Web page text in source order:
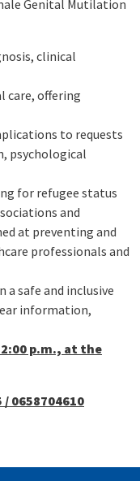
Genital Mutilation
clinical
care, offering
to requests
psychological
for refugee status
and
at preventing and
professionals and
safe and inclusive
information,
p.m., at the
0658704610